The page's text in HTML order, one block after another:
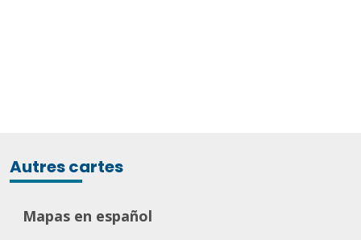
Autres cartes
Mapas en español